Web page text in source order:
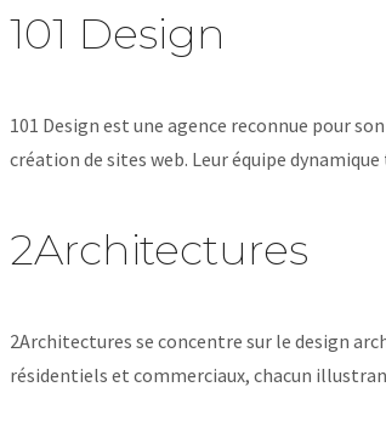
101 Design
101 Design est une agence reconnue pour
création de sites web. Leur équipe
2Architectures
2Architectures se concentre sur le design
résidentiels et commerciaux, chacun